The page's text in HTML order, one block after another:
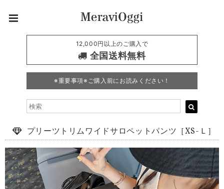
12,000円以上のご購入で
全国送料無料
※重要事項※ご購入前にお読みください！
プリーツトリムワイドサロペットパンツ［XS-Ｌ］